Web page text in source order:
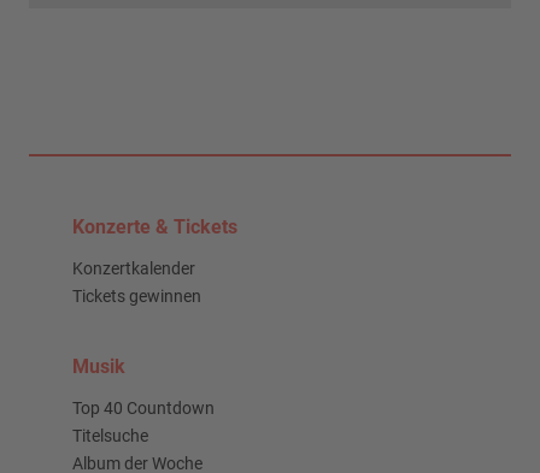
Konzerte & Tickets
Konzertkalender
Tickets gewinnen
Musik
Top 40 Countdown
Titelsuche
Album der Woche